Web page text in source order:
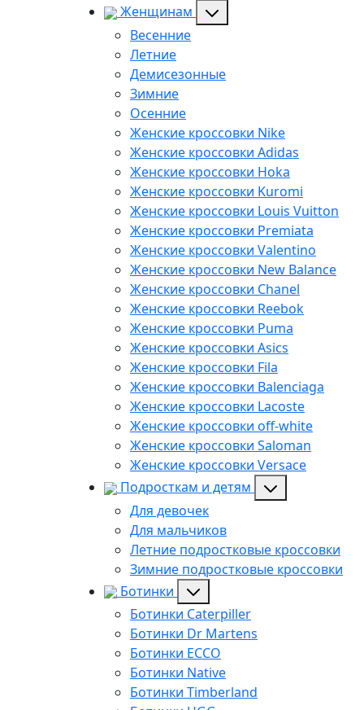
Женщинам
Весенние
Летние
Демисезонные
Зимние
Осенние
Женские кроссовки Nike
Женские кроссовки Adidas
Женские кроссовки Hoka
Женские кроссовки Kuromi
Женские кроссовки Louis Vuitton
Женские кроссовки Premiata
Женские кроссовки Valentino
Женские кроссовки New Balance
Женские кроссовки Chanel
Женские кроссовки Reebok
Женские кроссовки Puma
Женские кроссовки Asics
Женские кроссовки Fila
Женские кроссовки Balenciaga
Женские кроссовки Lacoste
Женские кроссовки off-white
Женские кроссовки Saloman
Женские кроссовки Versace
Подросткам и детям
Для девочек
Для мальчиков
Летние подростковые кроссовки
Зимние подростковые кроссовки
Ботинки
Ботинки Caterpiller
Ботинки Dr Martens
Ботинки ECCO
Ботинки Native
Ботинки Timberland